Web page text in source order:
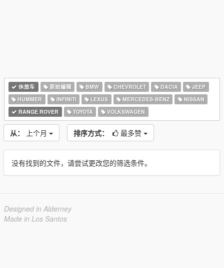
休旅车 原始编辑 BMW CHEVROLET DACIA
JEEP
HUMMER
INFINITI LEXUS MERCEDES-BENZ
NISSAN
RANGE ROVER
TOYOTA VOLKSWAGEN
从： 上个月 排序方式： 最多赞
没有找到的文件，请尝试更改您的筛选条件。
Designed in Alderney
Made in Los Santos